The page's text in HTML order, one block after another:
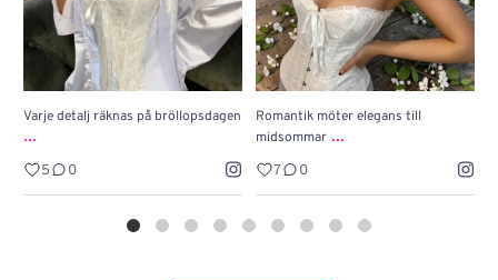
Varje detalj räknas på bröllopsdagen
...
5 0
Romantik möter elegans till
midsommar ...
7 0